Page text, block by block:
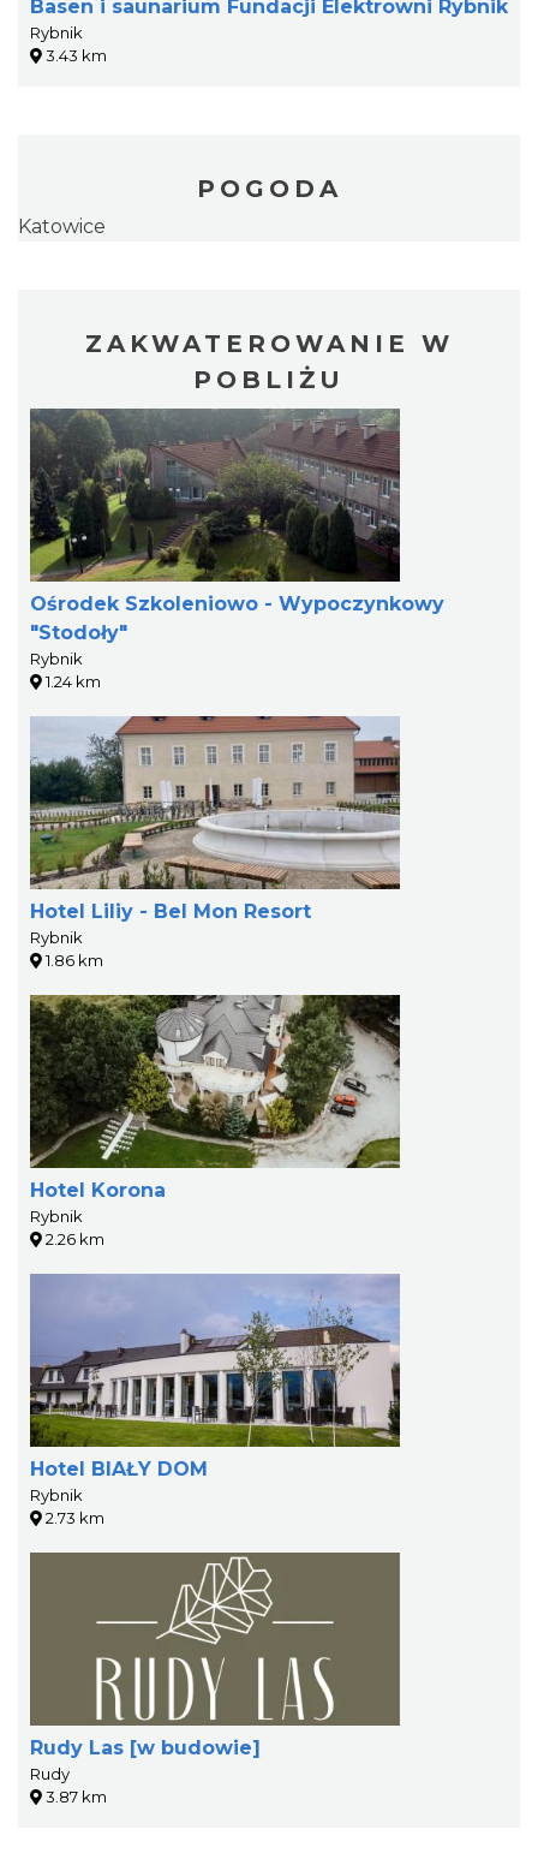
Basen i saunarium Fundacji Elektrowni Rybnik
Rybnik
3.43 km
POGODA
Katowice
ZAKWATEROWANIE W
POBLIŻU
Ośrodek Szkoleniowo - Wypoczynkowy
"Stodoły"
Rybnik
1.24 km
Hotel Liliy - Bel Mon Resort
Rybnik
1.86 km
Hotel Korona
Rybnik
2.26 km
Hotel BIAŁY DOM
Rybnik
2.73 km
Rudy Las [w budowie]
Rudy
3.87 km